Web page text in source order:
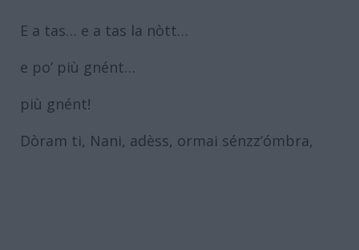
E a tas… e a tas la nòtt…
e po’ più gnént…
più gnént!
Dòram ti, Nani, adèss, ormai sénzz’ómbra,